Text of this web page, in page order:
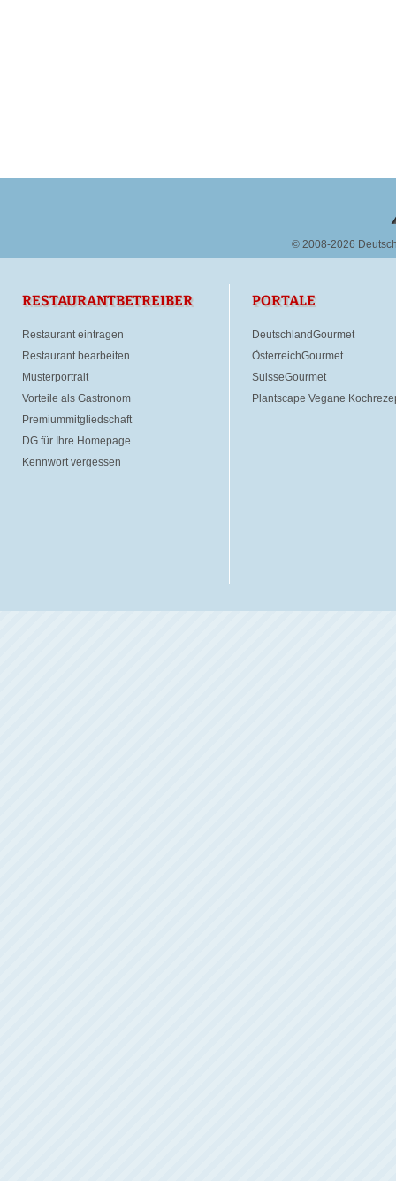
© 2008-2026
RESTAURANTBETREIBER
Restaurant eintragen
Restaurant bearbeiten
Musterportrait
Vorteile als Gastronom
Premiummitgliedschaft
DG für Ihre Homepage
Kennwort vergessen
PORTALE
DeutschlandGourmet
ÖsterreichGourmet
SuisseGourmet
Plantscape Vegane